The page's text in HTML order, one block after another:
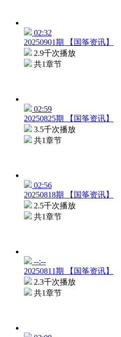
02:32
20250901期 【国筝资讯】
2.9千次播放
共1章节
02:59
20250825期 【国筝资讯】
3.5千次播放
共1章节
02:56
20250818期 【国筝资讯】
2.5千次播放
共1章节
--:--
20250811期 【国筝资讯】
2.3千次播放
共1章节